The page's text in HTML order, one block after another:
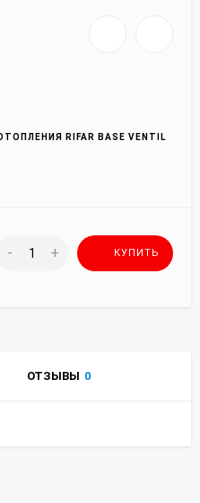
RIFAR BASE VENTIL
- + КУПИТЬ
ОТЗЫВЫ 0